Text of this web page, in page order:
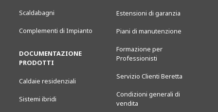
Scaldabagni
Complementi di Impianto
DOCUMENTAZIONE
PRODOTTI
Caldaie residenziali
Sistemi ibridi
Estensioni di garanzia
Piani di manutenzione
Formazione per
Professionisti
Servizio Clienti Beretta
Condizioni generali di
vendita